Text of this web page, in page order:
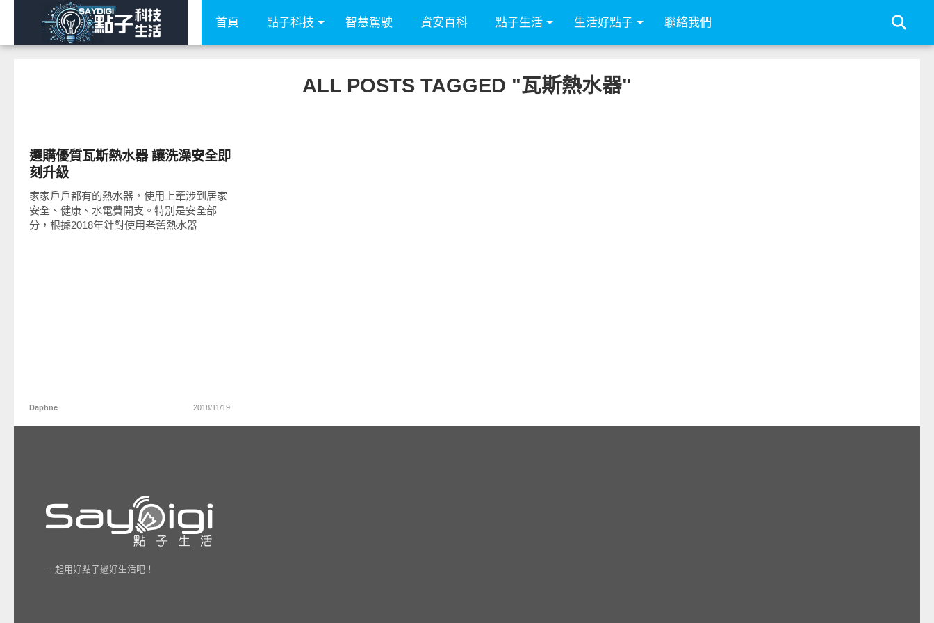
首頁 點子科技 智慧駕駛 資安百科 點子生活 生活好點子 聯絡我們
ALL POSTS TAGGED "瓦斯熱水器"
選購優質瓦斯熱水器 讓洗澡安全即
刻升級
家家戶戶都有的熱水器，使用上牽涉到居家
安全、健康、水電費開支。特別是安全部
分，根據2018年針對使用老舊熱水器
Daphne 2018/11/19
一起用好點子過好生活吧！